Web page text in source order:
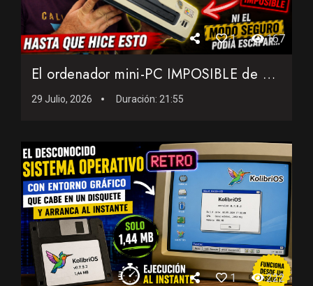
1 167
El ordenador mini-PC IMPOSIBLE de 2001: Ni el modo seguro po...
29 Julio, 2026 Duración: 21:55
1 222